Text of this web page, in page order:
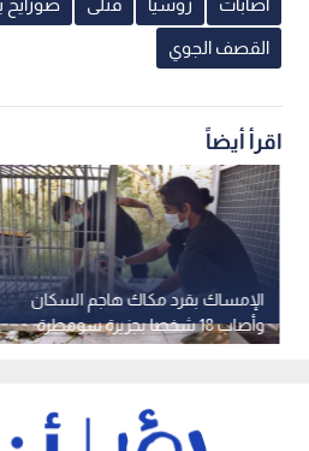
القصف الجوي
اقرأ أيضاً
الإمساك بقرد مكاك هاجم السكان
وأصاب 18 شخصا بجزيرة سومطرة
الإندونيسية